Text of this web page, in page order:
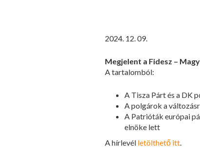
2024. 12. 09.
Megjelent a Fidesz –
A tartalomból:
A Tisza Párt és a DK
A polgárok a
A Patrióták európai
elnöke lett
A hírlevél letölthető itt.